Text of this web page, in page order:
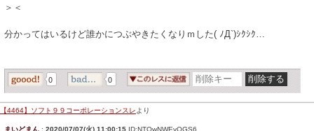
＞＜
分かってはいるけど誰かにつぶやきたくなりｍした( ﾉД`)ｼｸｼｸ…
0 0
【4464】ソフト９９コーポレーションスレ より
まいどまん : 2020/07/07(火) 11:00:15 ID:NTQwNWEyOGS6